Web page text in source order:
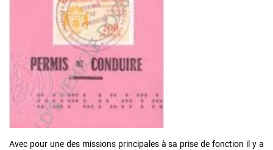
Avec pour une des missions principales à sa prise de fonction il y a